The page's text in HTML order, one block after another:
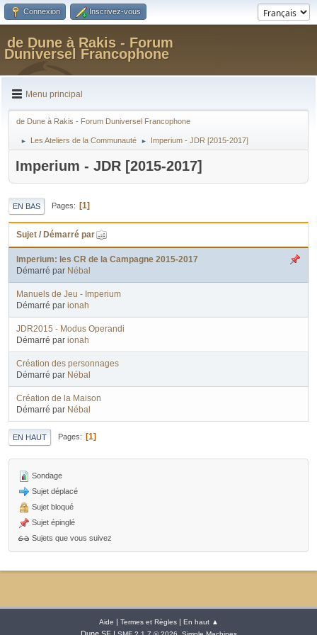
Connexion Inscrivez-vous
de Dune à Rakis - Forum
Duniversel Francophone
Menu principal
de Dune à Rakis - Forum Duniversel Francophone
► Les Ateliers de la Communauté ► Imperium - JDR [2015-2017]
Imperium - JDR [2015-2017]
EN BAS Pages 1
Sujet / Démarré par
Imperium: les CR de la Campagne 2015-2017
Démarré par Nébal
Manuels de Jeu - Imperium
Démarré par ionah
JDR2015 - Modus Operandi
Démarré par ionah
Création des personnages
Démarré par Nébal
Création de la Maison
Démarré par Nébal
EN HAUT Pages 1
Sondage
Sujet déplacé
Sujet bloqué
Sujet épinglé
Sujets que vous suivez
Aide | Termes et Règles| En haut ▲